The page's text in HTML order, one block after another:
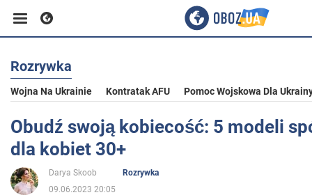
Biznes
Sport
Rozrywka
Rozrywka
Wojna Na Ukrainie Kontratak AFU Pomoc Wojskowa Dla
Obudź swoją kobiecość: 5 modeli
dla kobiet 30+
Darya Skoob
Rozrywka
09.06.2023 20:05